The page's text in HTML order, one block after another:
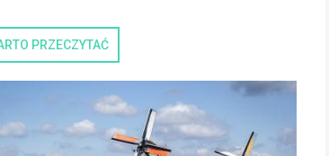
PRZECZYTAĆ